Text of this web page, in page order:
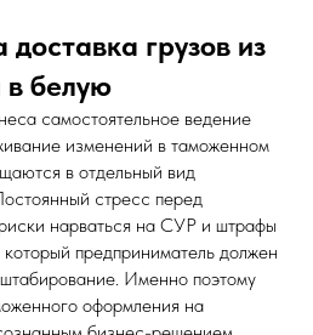
грузов из
в белую
самостоятельное ведение
изменений в таможенном
в отдельный вид
стресс перед
нарваться на СУР и штрафы
предприниматель должен
Именно поэтому
оформления на